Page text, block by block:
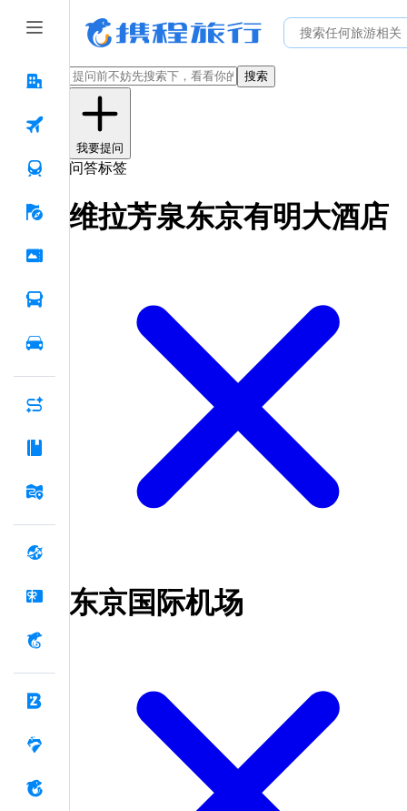
搜索
我要提问
问答标签
维拉芳泉东京有明大酒店
东京国际机场